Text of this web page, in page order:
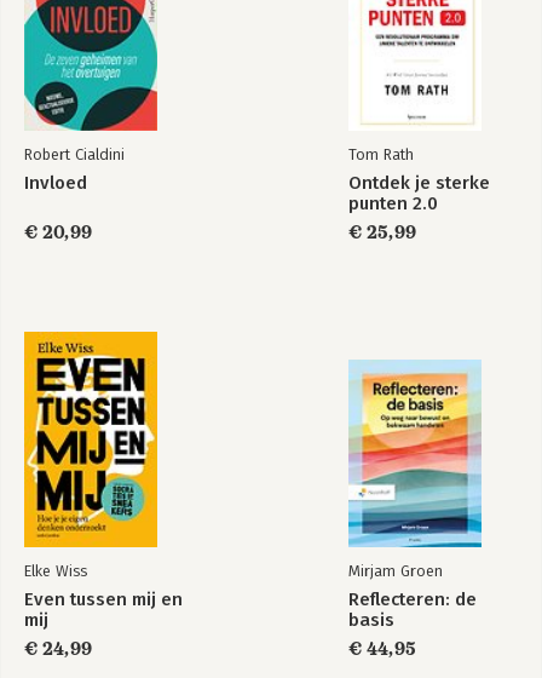
Robert Cialdini
Invloed
€ 20,99
Tom Rath
Ontdek je sterke
punten 2.0
€ 25,99
Elke Wiss
Even tussen mij en
mij
€ 24,99
Mirjam Groen
Reflecteren: de
basis
€ 44,95